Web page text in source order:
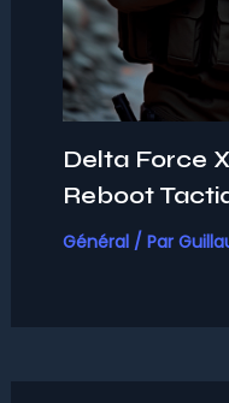
Delta Force
Reboot
Général/ Par